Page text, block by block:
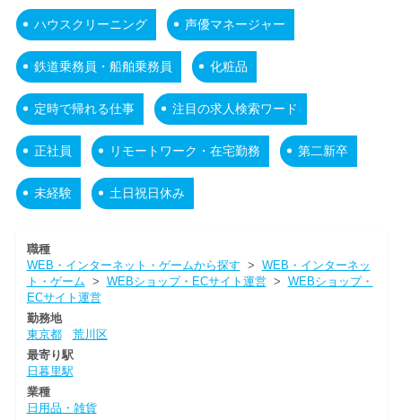
ハウスクリーニング 声優マネージャー
鉄道乗務員・船舶乗務員 化粧品
定時で帰れる仕事 注目の求人検索ワード
正社員 リモートワーク・在宅勤務 第二新卒
未経験 土日祝日休み
職種
WEB・インターネット・ゲームから探す > WEB・インターネッ
ト・ゲーム > WEBショップ・ECサイト運営> WEBショップ・
ECサイト運営
勤務地
東京都
荒川区
最寄り駅
日暮里駅
業種
日用品・雑貨